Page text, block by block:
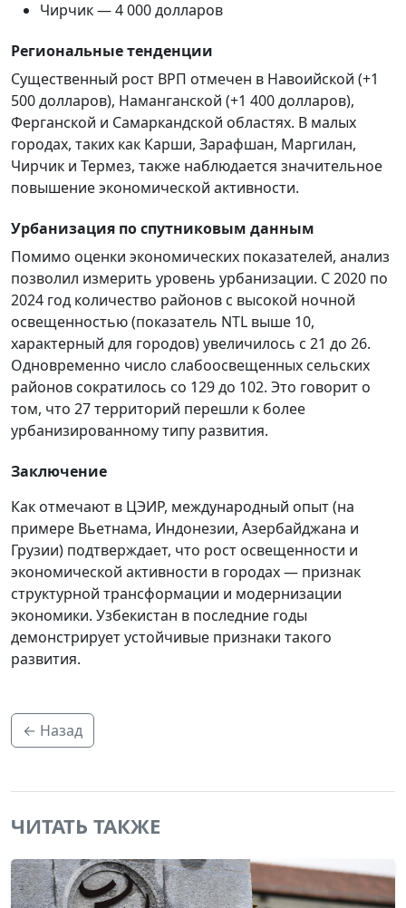
Чирчик — 4 000 долларов
Региональные тенденции
Существенный рост ВРП отмечен в Навоийской (+1
500 долларов), Наманганской (+1 400 долларов),
Ферганской и Самаркандской областях. В малых
городах, таких как Карши, Зарафшан, Маргилан,
Чирчик и Термез, также наблюдается значительное
повышение экономической активности.
Урбанизация по спутниковым данным
Помимо оценки экономических показателей, анализ
позволил измерить уровень урбанизации. С 2020 по
2024 год количество районов с высокой ночной
освещенностью (показатель NTL выше 10,
характерный для городов) увеличилось с 21 до 26.
Одновременно число слабоосвещенных сельских
районов сократилось со 129 до 102. Это говорит о
том, что 27 территорий перешли к более
урбанизированному типу развития.
Заключение
Как отмечают в ЦЭИР, международный опыт (на
примере Вьетнама, Индонезии, Азербайджана и
Грузии) подтверждает, что рост освещенности и
экономической активности в городах — признак
структурной трансформации и модернизации
экономики. Узбекистан в последние годы
демонстрирует устойчивые признаки такого
развития.
← Назад
ЧИТАТЬ ТАКЖЕ